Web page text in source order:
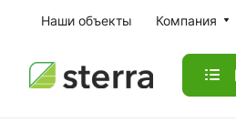
Наши объекты Компания